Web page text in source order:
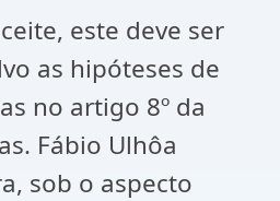
este deve ser
as hipóteses de
no artigo 8º da
Fábio Ulhôa
sob o aspecto